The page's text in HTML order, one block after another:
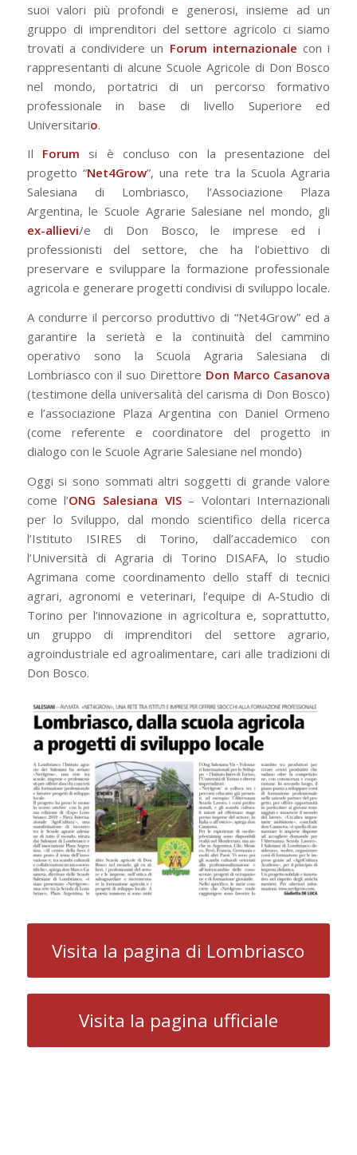
suoi valori più profondi e generosi, insieme ad un
gruppo di imprenditori del settore agricolo ci siamo
trovati a condividere un Forum internazionale con i
rappresentanti di alcune Scuole Agricole di Don Bosco
nel mondo, portatrici di un percorso formativo
professionale in base di livello Superiore ed
Universitario.
Il Forum si è concluso con la presentazione del
progetto “Net4Grow”, una rete tra la Scuola Agraria
Salesiana di Lombriasco, l’Associazione Plaza
Argentina, le Scuole Agrarie Salesiane nel mondo, gli
ex-allievi/e di Don Bosco, le imprese ed i
professionisti del settore, che ha l’obiettivo di
preservare e sviluppare la formazione professionale
agricola e generare progetti condivisi di sviluppo locale.
A condurre il percorso produttivo di “Net4Grow” ed a
garantire la serietà e la continuità del cammino
operativo sono la Scuola Agraria Salesiana di
Lombriasco con il suo Direttore Don Marco Casanova
(testimone della universalità del carisma di Don Bosco)
e l’associazione Plaza Argentina con Daniel Ormeno
(come referente e coordinatore del progetto in
dialogo con le Scuole Agrarie Salesiane nel mondo)
Oggi si sono sommati altri soggetti di grande valore
come l’ONG Salesiana VIS– Volontari Internazionali
per lo Sviluppo, dal mondo scientifico della ricerca
l’Istituto ISIRES di Torino, dall’accademico con
l’Università di Agraria di Torino DISAFA, lo studio
Agrimana come coordinamento dello staff di tecnici
agrari, agronomi e veterinari, l’equipe di A-Studio di
Torino per l’innovazione in agricoltura e, soprattutto,
un gruppo di imprenditori del settore agrario,
agroindustriale ed agroalimentare, cari alle tradizioni di
Don Bosco.
Visita la pagina di Lombriasco
Visita la pagina ufficiale